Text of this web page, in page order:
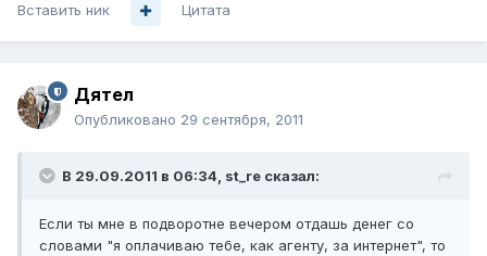
Вставить ник Цитата
Дятел
Опубликовано 29 сентября, 2011
В 29.09.2011 в 06:34, st_re сказал:
Если ты мне в подворотне вечером отдашь денег со
словами "я оплачиваю тебе, как агенту, за интернет", то